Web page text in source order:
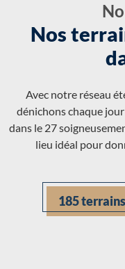
Nos
Avec notre réseau
dénichons chaque
dans le 27
lieu idéal pour
185